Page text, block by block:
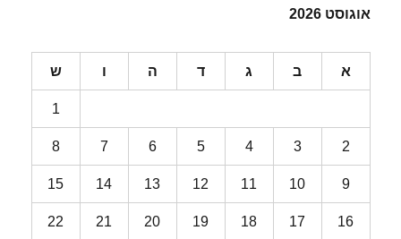
אוגוסט 2026
א ב ג ד ה ו ש
1
2
3
4
5
6
7
8
9
10
11
12
13
14
15
16
17
18
19
20
21
22